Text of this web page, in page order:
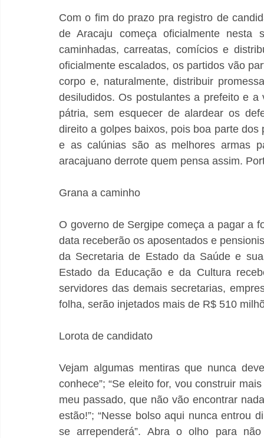
Com o fim do prazo pra registro de
de Aracaju começa oficialmente nesta
caminhadas, carreatas, comícios e
oficialmente escalados, os partidos vão
corpo e, naturalmente, distribuir
desiludidos. Os postulantes a prefeito e
pátria, sem esquecer de alardear os
direito a golpes baixos, pois boa parte
e as calúnias são as melhores armas
aracajuano derrote quem pensa assim.
Grana a caminho
O governo de Sergipe começa a pagar a
data receberão os aposentados e
da Secretaria de Estado da Saúde e
Estado da Educação e da Cultura
servidores das demais secretarias,
folha, serão injetados mais de R$ 510
Lorota de candidato
Vejam algumas mentiras que nunca
conhece”; “Se eleito for, vou construir
meu passado, que não vão encontrar
estão!”; “Nesse bolso aqui nunca entrou
se arrependerá”. Abra o olho para